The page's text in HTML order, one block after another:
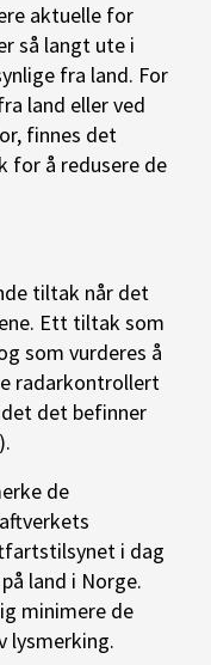
aktuelle for
så langt ute i
fra land. For
land eller ved
finnes det
for å redusere de
tiltak når det
Ett tiltak som
som vurderes å
radarkontrollert
det befinner
de
i dag
land i Norge.
minimere de
lysmerking.